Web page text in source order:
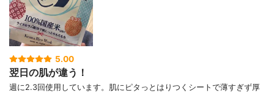
5.00
翌日の肌が違う！
週に2.3回使用しています。肌にピタっとはりつくシートで薄すぎず厚